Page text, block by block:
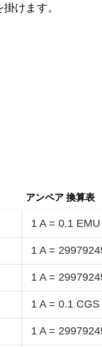
けます。
アンペア 換算表
1 A = 0.1
1 A =
1 A =
1 A = 0.1
1 A =